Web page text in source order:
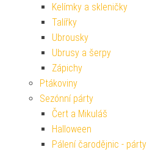
Kelímky a skleničky
Talířky
Ubrousky
Ubrusy a šerpy
Zápichy
Ptákoviny
Sezónní párty
Čert a Mikuláš
Halloween
Pálení čarodějnic - párty